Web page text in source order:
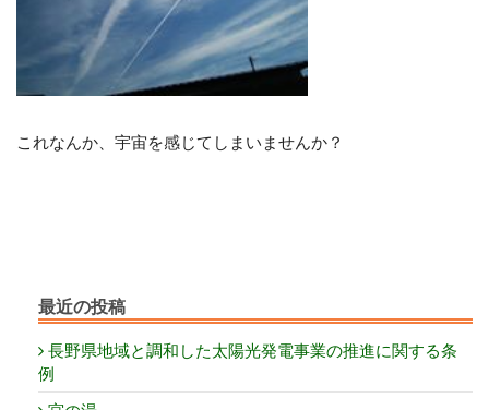
これなんか、宇宙を感じてしまいませんか？
最近の投稿
長野県地域と調和した太陽光発電事業の推進に関する条
例